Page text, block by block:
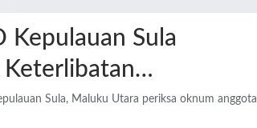
Kepulauan Sula
Keterlibatan…
Sula, Maluku Utara periksa oknum anggota